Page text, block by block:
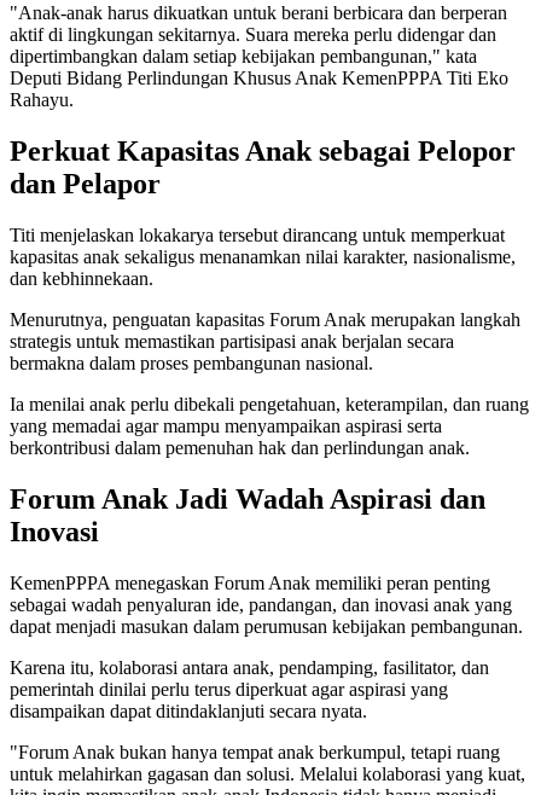
"Anak-anak harus dikuatkan untuk berani berbicara dan berperan
aktif di lingkungan sekitarnya. Suara mereka perlu didengar dan
dipertimbangkan dalam setiap kebijakan pembangunan," kata
Deputi Bidang Perlindungan Khusus Anak KemenPPPA Titi Eko
Rahayu.
Perkuat Kapasitas Anak sebagai Pelopor
dan Pelapor
Titi menjelaskan lokakarya tersebut dirancang untuk memperkuat
kapasitas anak sekaligus menanamkan nilai karakter, nasionalisme,
dan kebhinnekaan.
Menurutnya, penguatan kapasitas Forum Anak merupakan langkah
strategis untuk memastikan partisipasi anak berjalan secara
bermakna dalam proses pembangunan nasional.
Ia menilai anak perlu dibekali pengetahuan, keterampilan, dan ruang
yang memadai agar mampu menyampaikan aspirasi serta
berkontribusi dalam pemenuhan hak dan perlindungan anak.
Forum Anak Jadi Wadah Aspirasi dan
Inovasi
KemenPPPA menegaskan Forum Anak memiliki peran penting
sebagai wadah penyaluran ide, pandangan, dan inovasi anak yang
dapat menjadi masukan dalam perumusan kebijakan pembangunan.
Karena itu, kolaborasi antara anak, pendamping, fasilitator, dan
pemerintah dinilai perlu terus diperkuat agar aspirasi yang
disampaikan dapat ditindaklanjuti secara nyata.
"Forum Anak bukan hanya tempat anak berkumpul, tetapi ruang
untuk melahirkan gagasan dan solusi. Melalui kolaborasi yang kuat,